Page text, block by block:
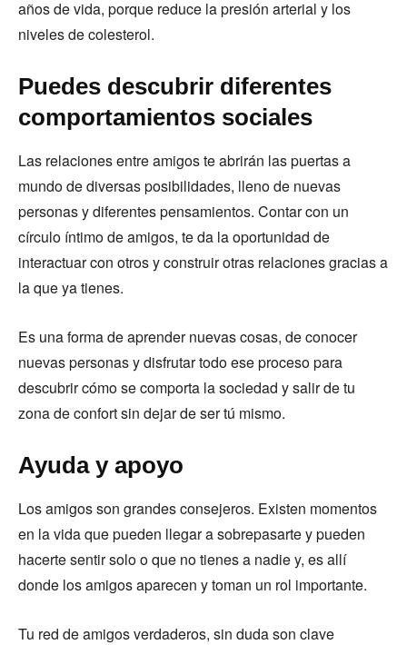
años de vida, porque reduce la presión arterial y los
niveles de colesterol.
Puedes descubrir diferentes
comportamientos sociales
Las relaciones entre amigos te abrirán las puertas a
mundo de diversas posibilidades, lleno de nuevas
personas y diferentes pensamientos. Contar con un
círculo íntimo de amigos, te da la oportunidad de
interactuar con otros y construir otras relaciones gracias a
la que ya tienes.
Es una forma de aprender nuevas cosas, de conocer
nuevas personas y disfrutar todo ese proceso para
descubrir cómo se comporta la sociedad y salir de tu
zona de confort sin dejar de ser tú mismo.
Ayuda y apoyo
Los amigos son grandes consejeros. Existen momentos
en la vida que pueden llegar a sobrepasarte y pueden
hacerte sentir solo o que no tienes a nadie y, es allí
donde los amigos aparecen y toman un rol importante.
Tu red de amigos verdaderos, sin duda son clave